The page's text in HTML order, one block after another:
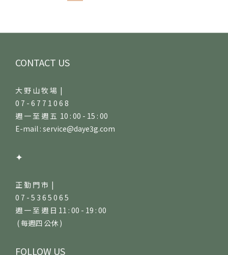
CONTACT US
大 野 山 牧 場 |
0 7 - 6 7 7 1 0 6 8
週 一 至 週 五 10 : 00 - 15 : 00
E-mail : service@daye3g.com
✦
正 勤 門 市 |
0 7 - 5 3 6 5 0 6 5
週 一 至 週 日 11 : 00 - 19 : 00
( 每週四 公休 )
FOLLOW US